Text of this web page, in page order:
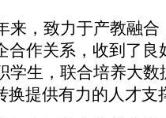
来，致力于产教融
作关系，收到了
学生，联合培养大
提供有力的人才支